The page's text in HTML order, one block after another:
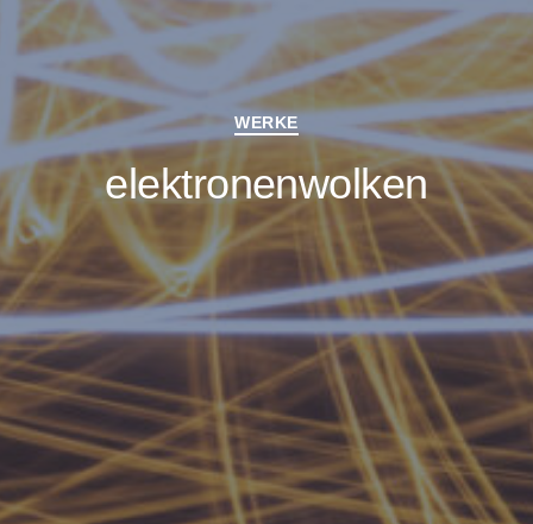
Kategorien
WERKE
elektronenwolken